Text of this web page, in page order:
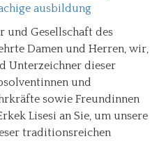
ausbildung
Gesellschaft des
Damen und Herren, wir,
Unterzeichner dieser
und
sowie Freundinnen
Lisesi an Sie, um unsere
traditionsreichen